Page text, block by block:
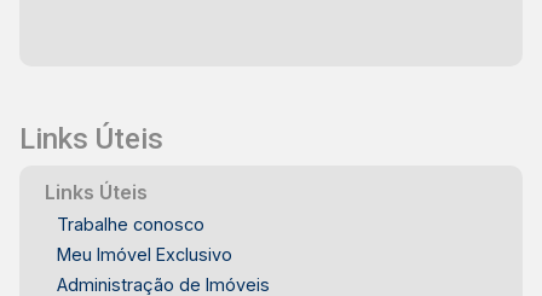
Links Úteis
Links Úteis
Trabalhe conosco
Meu Imóvel Exclusivo
Administração de Imóveis